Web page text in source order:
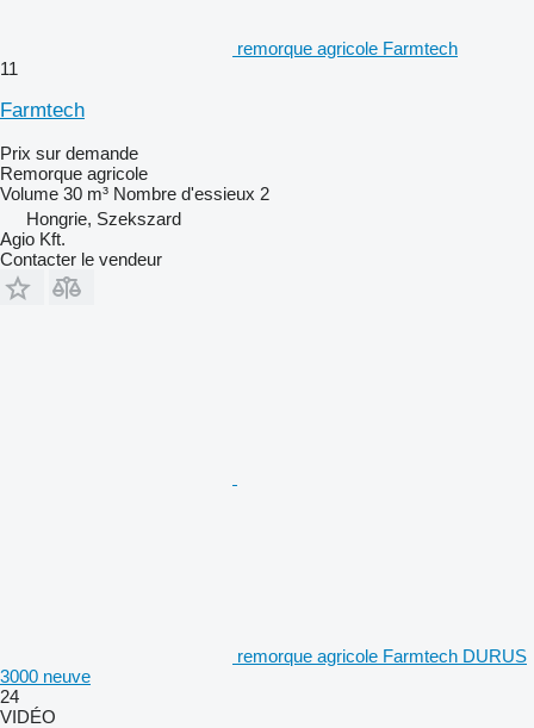
remorque agricole Farmtech
11
Farmtech
Prix sur demande
Remorque agricole
Volume 30 m³ Nombre d'essieux 2
Hongrie, Szekszard
Agio Kft.
Contacter le vendeur
remorque agricole Farmtech DURUS
3000 neuve
24
VIDÉO